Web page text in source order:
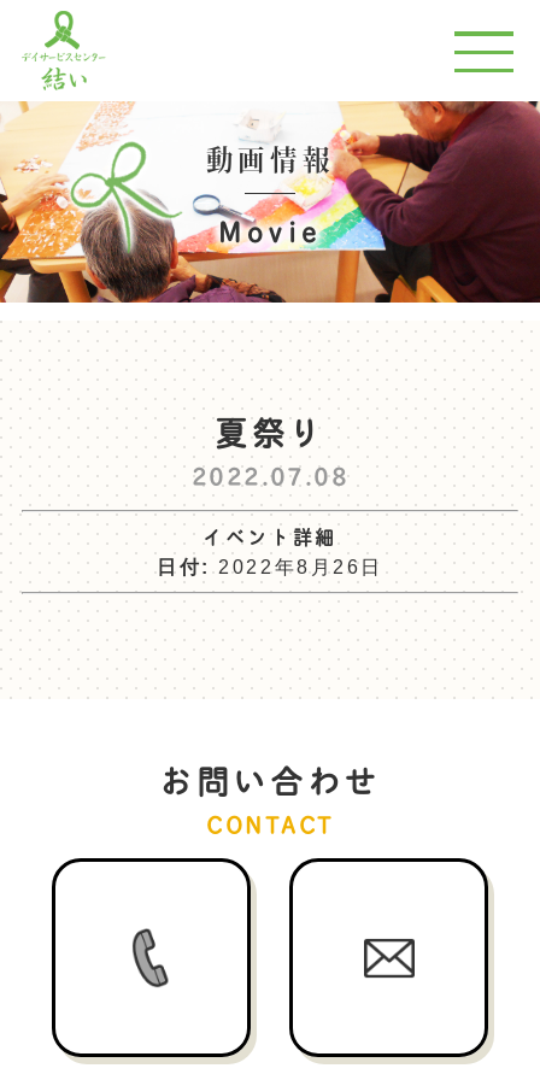
動画情報
Movie
夏祭り
2022.07.08
イベント詳細
日付: 2022年8月26日
お問い合わせ
CONTACT